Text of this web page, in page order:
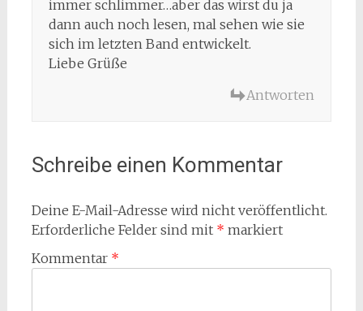
immer schlimmer…aber das wirst du ja
dann auch noch lesen, mal sehen wie sie
sich im letzten Band entwickelt.
Liebe Grüße
Antworten
Schreibe einen Kommentar
Deine E-Mail-Adresse wird nicht veröffentlicht.
Erforderliche Felder sind mit * markiert
Kommentar *